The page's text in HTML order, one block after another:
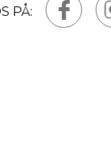
PÅ: